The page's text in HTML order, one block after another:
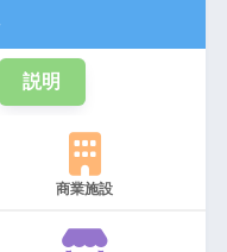
説明
商業施設